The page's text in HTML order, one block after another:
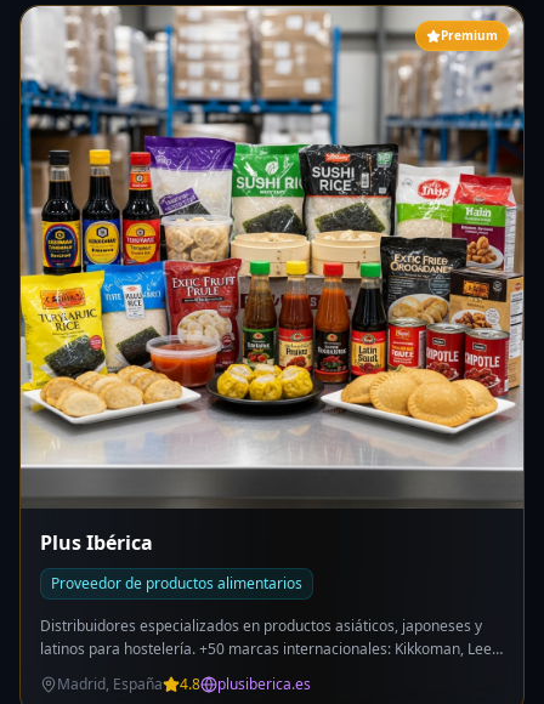
maduración y cerámica refractaria. Fabricación a medida adaptada
a las necesidades de cada cliente. Tecnología propia: sistema Turbo
Brasa (encendido rápido), elevación automática, recogecenizas y
recogegrasas integrados, seguridad contra incendios con cajón
Ascuador cerrado y tobera cortachispas. Clientes de renombre:
Amazónico, Puerto Madero, Przun, Bakker, Las Mañas, Makoto,
Mama Kelly. Red internacional de distribuidores. Catálogo online
disponible. Visitas con cita previa. Horario: L-V 7:00-15:00h.
Premium
Plus Ibérica
Proveedor de productos alimentarios
Distribuidores especializados en productos asiáticos, japoneses y
latinos para hostelería. +50 marcas internacionales: Kikkoman, Lee
Kum Kee, Ajinomoto, Bibigo, Aroy-D, etc. Catálogo: salsas asiáticas
(soja, teriyaki, chili), arroces japoneses para sushi, noodles y
Madrid, España 4.8 plusiberica.es